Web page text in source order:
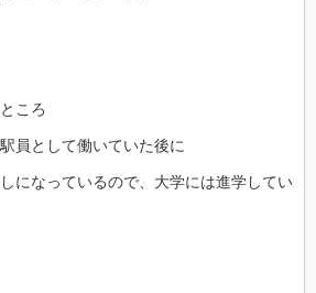
ころ
員として働いていた後に
になっているので、大学には進学してい